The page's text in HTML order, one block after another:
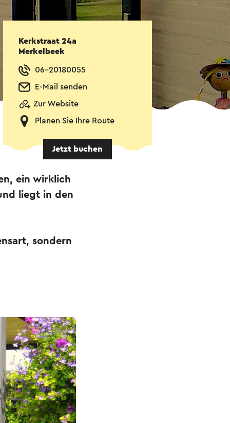
Kerkstraat 24a
Merkelbeek
06-20180055
E-Mail senden
Zur Website
Planen Sie Ihre Route
Jetzt buchen
ein wirklich
liegt in den
sondern